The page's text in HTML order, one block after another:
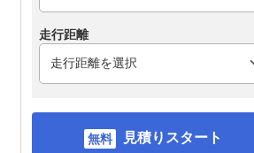
走行距離
見積りスタート